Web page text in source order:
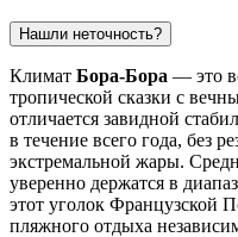
Нашли неточность?
Климат Бора-Бора — это
тропической сказки с
отличается завидной
в течение всего года, без
экстремальной жары.
уверенно держатся в
этот уголок Французской
пляжного отдыха